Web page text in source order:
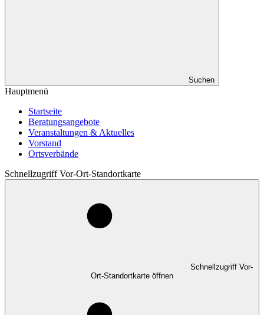
Suchen
Hauptmenü
Startseite
Beratungsangebote
Veranstaltungen & Aktuelles
Vorstand
Ortsverbände
Schnellzugriff Vor-Ort-Standortkarte
Schnellzugriff Vor-
Ort-Standortkarte öffnen